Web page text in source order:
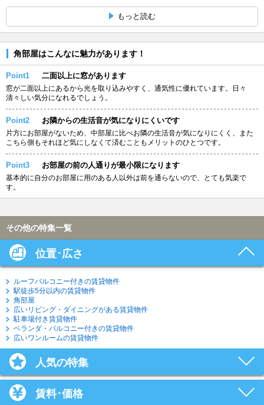
もっと読む
角部屋はこんなに魅力があります！
Point1 二面以上に窓があります
窓が二面以上にあるから光を取り込みやすく、通気性に優れています。日々
清々しい気分になれるでしょう。
Point2 お隣からの生活音が気になりにくいです
片方にお部屋がないため、中部屋に比べお隣の生活音が気になりにくく、また
こちら側もそれほど気にしなくて済むこともメリットのひとつです。
Point3 お部屋の前の人通りが最小限になります
基本的に自分のお部屋に用のある人以外は前を通らないので、とても気楽で
す。
その他の特集一覧
位置･広さ
ルーフバルコニー付きの賃貸物件
駅徒歩5分以内の賃貸物件
角部屋
広いリビング・ダイニングがある賃貸物件
駐車場付き賃貸物件
ベランダ・バルコニー付きの賃貸物件
広いワンルームの賃貸物件
人気の特集
賃料･価格